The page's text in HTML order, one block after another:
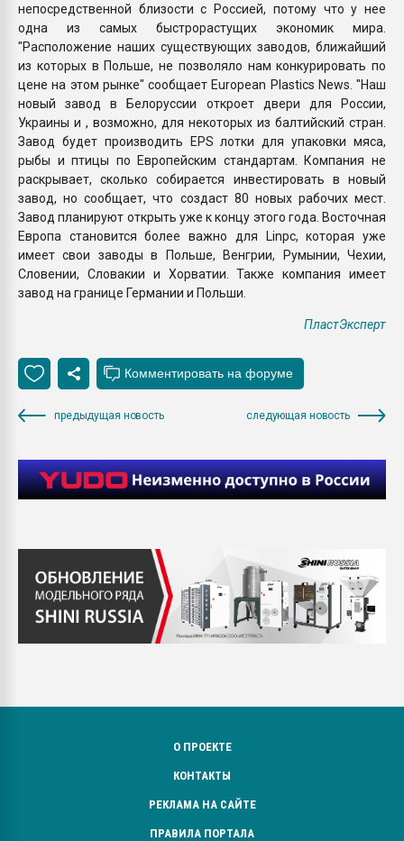
непосредственной близости с Россией, потому что у нее
одна из самых быстрорастущих экономик мира.
"Расположение наших существующих заводов, ближайший
из которых в Польше, не позволяло нам конкурировать по
цене на этом рынке" сообщает European Plastics News. "Наш
новый завод в Белоруссии откроет двери для России,
Украины и , возможно, для некоторых из балтийский стран.
Завод будет производить EPS лотки для упаковки мяса,
рыбы и птицы по Европейским стандартам. Компания не
раскрывает, сколько собирается инвестировать в новый
завод, но сообщает, что создаст 80 новых рабочих мест.
Завод планируют открыть уже к концу этого года. Восточная
Европа становится более важно для Linpc, которая уже
имеет свои заводы в Польше, Венгрии, Румынии, Чехии,
Словении, Словакии и Хорватии. Также компания имеет
завод на границе Германии и Польши.
ПластЭксперт
предыдущая новость следующая новость
О ПРОЕКТЕ
КОНТАКТЫ
РЕКЛАМА НА САЙТЕ
ПРАВИЛА ПОРТАЛА